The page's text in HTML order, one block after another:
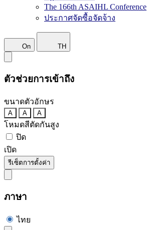
The 166th ASAIHL Conference
ประกาศจัดซื้อจัดจ้าง
On TH
ตัวช่วยการเข้าถึง
ขนาดตัวอักษร
A A A
โหมดสีตัดกันสูง
ปิด
เปิด
รีเซ็ตการตั้งค่า
ภาษา
ไทย